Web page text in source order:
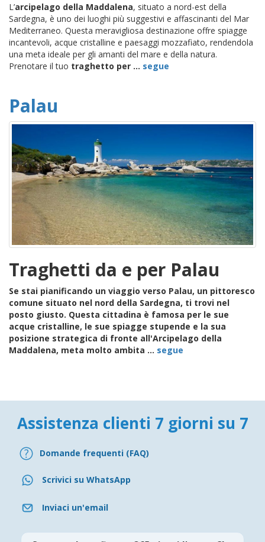
L’arcipelago della Maddalena, situato a nord-est della
Sardegna, è uno dei luoghi più suggestivi e affascinanti del Mar
Mediterraneo. Questa meravigliosa destinazione offre spiagge
incantevoli, acque cristalline e paesaggi mozzafiato, rendendola
una meta ideale per gli amanti del mare e della natura.
Prenotare il tuo traghetto per ... segue
Palau
Traghetti da e per Palau
Se stai pianificando un viaggio verso Palau, un pittoresco
comune situato nel nord della Sardegna, ti trovi nel
posto giusto. Questa cittadina è famosa per le sue
acque cristalline, le sue spiagge stupende e la sua
posizione strategica di fronte all'Arcipelago della
Maddalena, meta molto ambita ... segue
Assistenza clienti 7 giorni su 7
Domande frequenti (FAQ)
Scrivici su WhatsApp
Inviaci un'email